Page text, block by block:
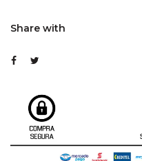
Share with